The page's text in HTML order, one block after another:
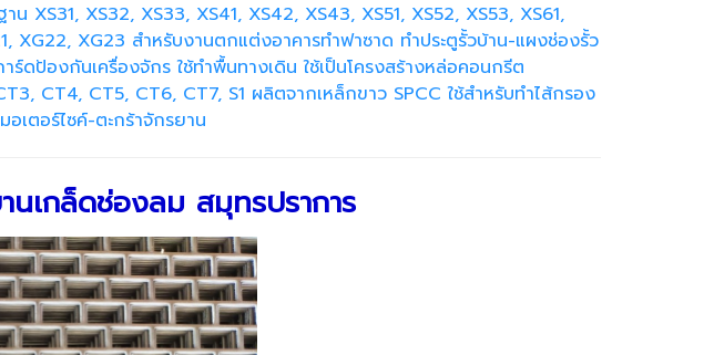
XS32, XS33, XS41, XS42, XS43, XS51, XS52, XS53, XS61,
XG22, XG23 สำหรับงานตกแต่งอาคารทำฟาซาด ทำประตูรั้วบ้าน-แผงช่องรั้ว
ดป้องกันเครื่องจักร ใช้ทำพื้นทางเดิน ใช้เป็นโครงสร้างหล่อคอนกรีต
CT4, CT5, CT6, CT7, S1 ผลิตจากเหล็กขาว SPCC ใช้สำหรับทำไส้กรอง
เตอร์ไซค์-ตะกร้าจักรยาน
านเกล็ดช่องลม สมุทรปราการ